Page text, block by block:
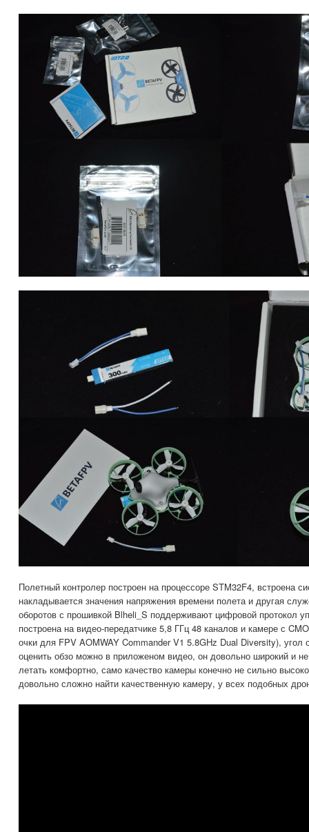
Полетный контролер построен на процессоре STM32F4, встроена
накладывается значения напряжения времени полета и другая
оборотов с прошивкой Blheli_S поддерживают цифровой протокол
построена на видео-передатчике 5,8 ГГц 48 каналов и камере с
очки для FPV AOMWAY Commander V1 5.8GHz Dual Diversity), угол
оценить обзо можно в приложеном видео, он довольно широкий и
летать комфортно, само качество камеры конечно не сильно
довольно сложно найти качественную камеру, у всех подобных